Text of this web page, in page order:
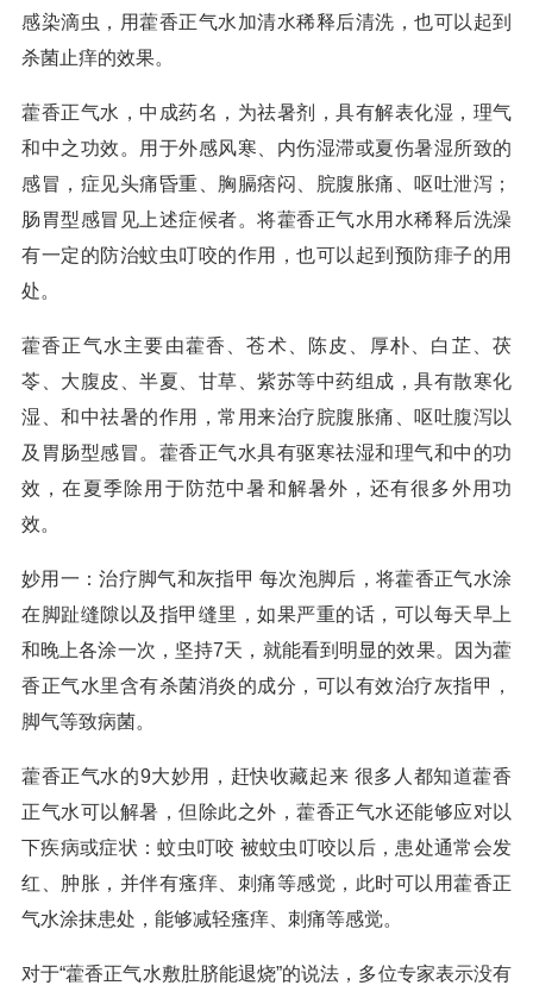
感染滴虫，用藿香正气水加清水稀释后清洗，也可以起到
杀菌止痒的效果。
藿香正气水，中成药名，为祛暑剂，具有解表化湿，理气
和中之功效。用于外感风寒、内伤湿滞或夏伤暑湿所致的
感冒，症见头痛昏重、胸膈痞闷、脘腹胀痛、呕吐泄泻；
肠胃型感冒见上述症候者。将藿香正气水用水稀释后洗澡
有一定的防治蚊虫叮咬的作用，也可以起到预防痱子的用
处。
藿香正气水主要由藿香、苍术、陈皮、厚朴、白芷、茯
苓、大腹皮、半夏、甘草、紫苏等中药组成，具有散寒化
湿、和中祛暑的作用，常用来治疗脘腹胀痛、呕吐腹泻以
及胃肠型感冒。藿香正气水具有驱寒祛湿和理气和中的功
效，在夏季除用于防范中暑和解暑外，还有很多外用功
效。
妙用一：治疗脚气和灰指甲 每次泡脚后，将藿香正气水涂
在脚趾缝隙以及指甲缝里，如果严重的话，可以每天早上
和晚上各涂一次，坚持7天，就能看到明显的效果。因为藿
香正气水里含有杀菌消炎的成分，可以有效治疗灰指甲，
脚气等致病菌。
藿香正气水的9大妙用，赶快收藏起来 很多人都知道藿香
正气水可以解暑，但除此之外，藿香正气水还能够应对以
下疾病或症状：蚊虫叮咬 被蚊虫叮咬以后，患处通常会发
红、肿胀，并伴有瘙痒、刺痛等感觉，此时可以用藿香正
气水涂抹患处，能够减轻瘙痒、刺痛等感觉。
对于“藿香正气水敷肚脐能退烧”的说法，多位专家表示没有